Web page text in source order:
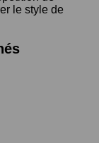
le style de